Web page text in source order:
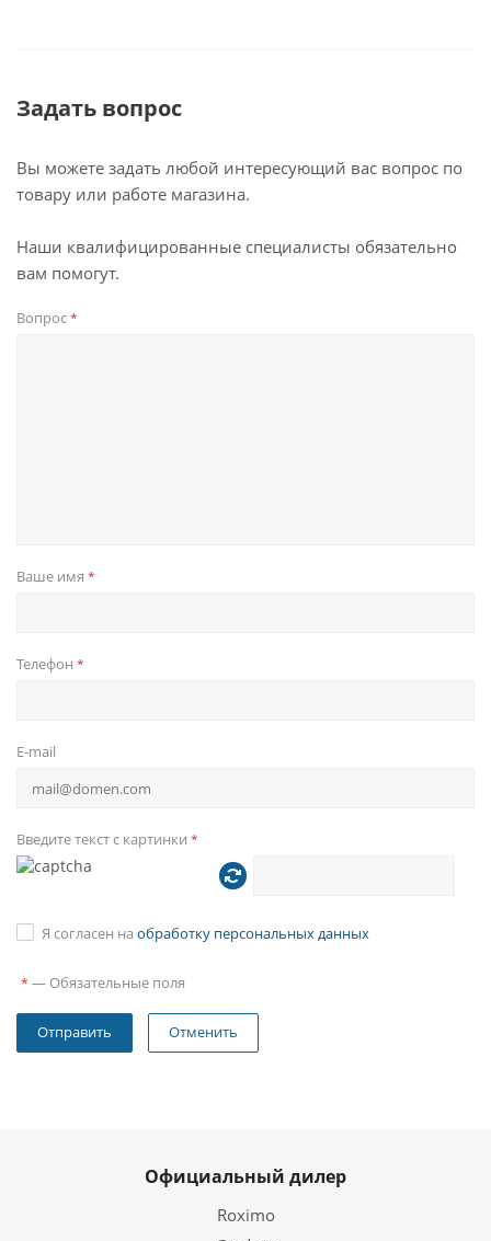
Задать вопрос
Вы можете задать любой интересующий вас вопрос по
товару или работе магазина.
Наши квалифицированные специалисты обязательно
вам помогут.
Вопрос*
Ваше имя *
Телефон *
E-mail
Введите текст с картинки *
Я согласен на обработку персональных данных
* — Обязательные поля
Отменить
Официальный дилер
Roximo